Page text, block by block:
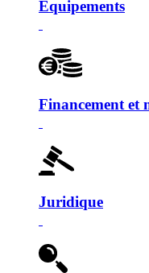
Equipements
Financement et
Juridique